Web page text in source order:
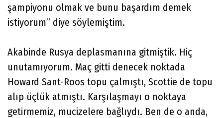
şampiyonu olmak ve bunu başardım demek
istiyorum” diye söylemiştim.
Akabinde Rusya deplasmanına gitmiştik. Hiç
unutamıyorum. Maç gitti denecek noktada
Howard Sant-Roos topu çalmıştı, Scottie de topu
alıp üçlük atmıştı. Karşılaşmayı o noktaya
getirmemiz, mucizelere bağlıydı. Ben de o anda,